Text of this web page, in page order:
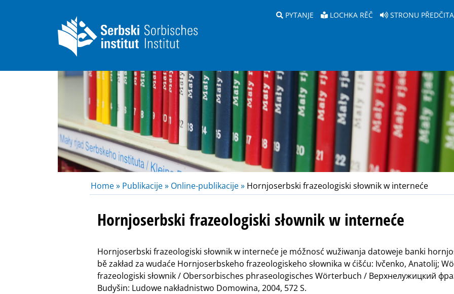
PYTANJE LOCHKA RĚČ STRONU
Home » Publikacije » Online-publikacije » Hornjoserbski frazeologiski słownik w interneće
Hornjoserbski frazeologiski słownik w interneće
Hornjoserbski frazeologiski słownik w interneće je móžnosć wužiwanja datoweje banki
bě zakład za wudaće Hornjoserbskeho frazeologiskeho słownika w ćišću: Ivčenko, Anatolij;
frazeologiski słownik / Obersorbisches phraseologisches Wörterbuch / Верхнелужицкий
Budyšin: Ludowe nakładnistwo Domowina, 2004, 572 S.